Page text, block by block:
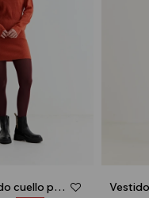
Vestido tejido cuello polo - Lacre